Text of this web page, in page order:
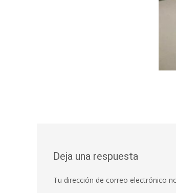
Deja una respuesta
Tu dirección de correo electrónico